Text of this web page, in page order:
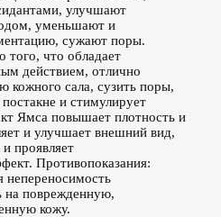
улучшают
уменьшают и
сужают поры.
того, что обладает
действием, отлично
кожного сала, сузить поры,
и стимулирует
Ямса повышает плотность и
и улучшает внешний вид,
проявляет
Противопоказания:
непереносимость
на поврежденную,
кожу.